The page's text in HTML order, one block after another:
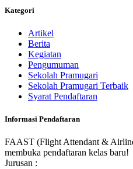
Kategori
Artikel
Berita
Kegiatan
Pengumuman
Sekolah Pramugari
Sekolah Pramugari Terbaik
Syarat Pendaftaran
Informasi Pendaftaran
FAAST (Flight Attendant &
membuka pendaftaran kelas baru!
Jurusan :